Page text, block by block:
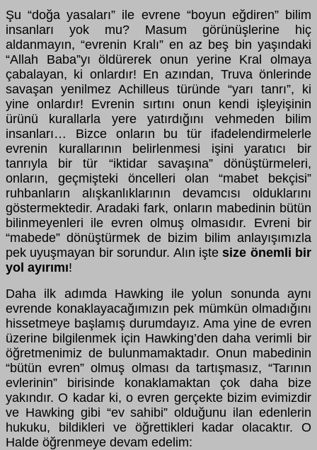
Şu “doğa yasaları” ile evrene “boyun eğdiren” bilim
insanları yok mu? Masum görünüşlerine hiç
aldanmayın, “evrenin Kralı” en az beş bin yaşındaki
“Allah Baba”yı öldürerek onun yerine Kral olmaya
çabalayan, ki onlardır! En azından, Truva önlerinde
savaşan yenilmez Achilleus türünde “yarı tanrı”, ki
yine onlardır! Evrenin sırtını onun kendi işleyişinin
ürünü kurallarla yere yatırdığını vehmeden bilim
insanları… Bizce onların bu tür ifadelendirmelerle
evrenin kurallarının belirlenmesi işini yaratıcı bir
tanrıyla bir tür “iktidar savaşına” dönüştürmeleri,
onların, geçmişteki öncelleri olan “mabet bekçisi”
ruhbanların alışkanlıklarının devamcısı olduklarını
göstermektedir. Aradaki fark, onların mabedinin bütün
bilinmeyenleri ile evren olmuş olmasıdır. Evreni bir
“mabede” dönüştürmek de bizim bilim anlayışımızla
pek uyuşmayan bir sorundur. Alın iştesize önemli bir
yol ayırımı!
Daha ilk adımda Hawking ile yolun sonunda aynı
evrende konaklayacağımızın pek mümkün olmadığını
hissetmeye başlamış durumdayız. Ama yine de evren
üzerine bilgilenmek için Hawking’den daha verimli bir
öğretmenimiz de bulunmamaktadır. Onun mabedinin
“bütün evren” olmuş olması da tartışmasız, “Tarının
evlerinin” birisinde konaklamaktan çok daha bize
yakındır. O kadar ki, o evren gerçekte bizim evimizdir
ve Hawking gibi “ev sahibi” olduğunu ilan edenlerin
hukuku, bildikleri ve öğrettikleri kadar olacaktır. O
Halde öğrenmeye devam edelim: